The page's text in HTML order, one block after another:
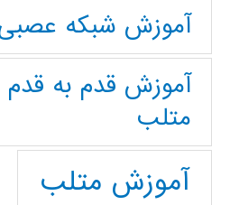
آموزش شبکه
آموزش قدم به قدم
متلب
آموزش متلب